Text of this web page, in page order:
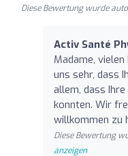
Diese Bewertung wurde
Activ Santé
Madame,
uns sehr, dass
allem, dass
konnten. Wir
willkommen zu
Diese Bewertung
anzeigen